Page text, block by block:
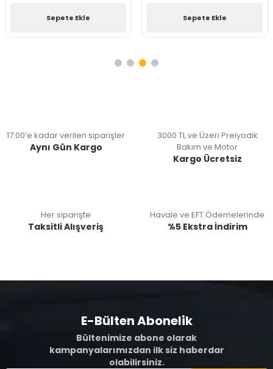
Sepete Ekle Sepete Ekle
17:00’e kadar verilen siparişler
Aynı Gün Kargo
3000 TL ve Üzeri Preiyodik
Bakım ve Motor
Kargo Ücretsiz
Her siparişte
Taksitli Alışveriş
Havale ve EFT Ödemelerinde
%5 Ekstra İndirim
E-Bülten Abonelik
Bültenimize abone olarak
kampanyalarımızdan ilk siz haberdar
olabilirsiniz.